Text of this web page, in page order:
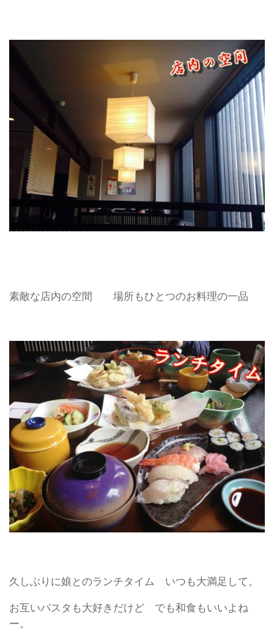
素敵な店内の空間 場所もひとつのお料理の一品
久しぶりに娘とのランチタイム いつも大満足して。
お互いパスタも大好きだけど でも和食もいいよね
ー。